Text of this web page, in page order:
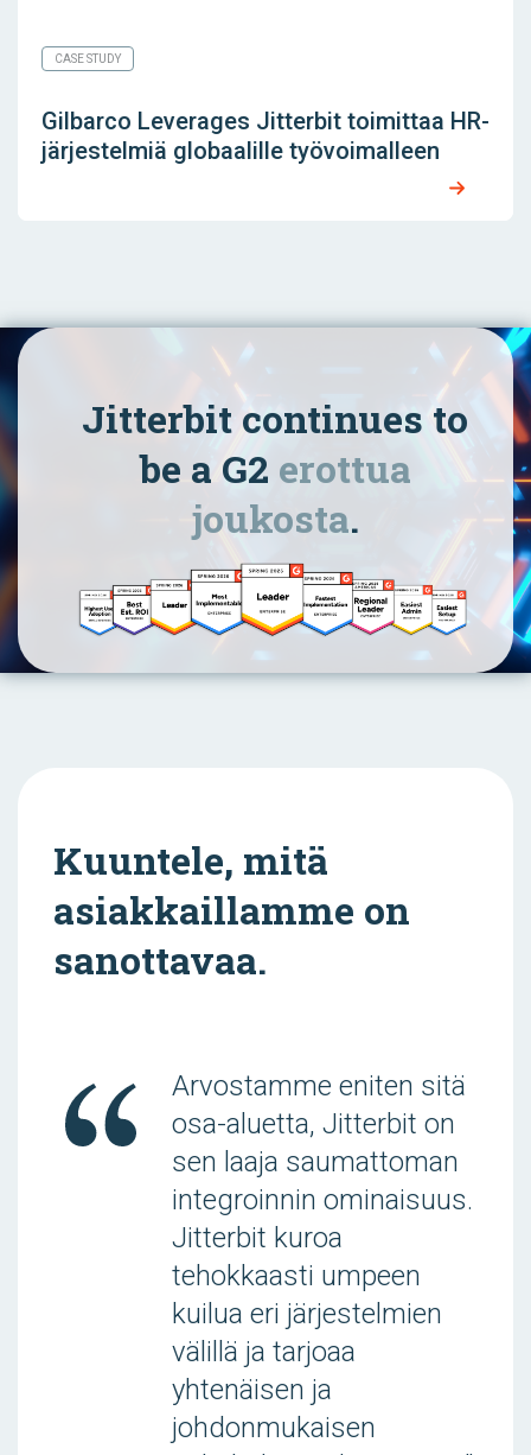
CASE STUDY
Gilbarco Leverages Jitterbit toimittaa HR-
järjestelmiä globaalille työvoimalleen
Jitterbit continues to
be a G2 erottua
joukosta.
Kuuntele, mitä
asiakkaillamme on
sanottavaa.
Arvostamme eniten sitä
osa-aluetta, Jitterbit on
sen laaja saumattoman
integroinnin ominaisuus.
Jitterbit kuroa
tehokkaasti umpeen
kuilua eri järjestelmien
välillä ja tarjoaa
yhtenäisen ja
johdonmukaisen